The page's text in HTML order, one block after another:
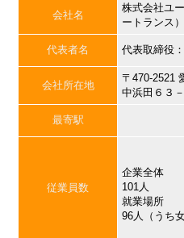
会社名
株式会社ユ
ートランス）
代表者名 代表取締役
会社所在地
〒470-2521
中浜田６３－
最寄駅
従業員数
企業全体
101人
就業場所
96人（うち